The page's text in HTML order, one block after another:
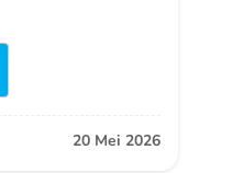
20 Mei 2026